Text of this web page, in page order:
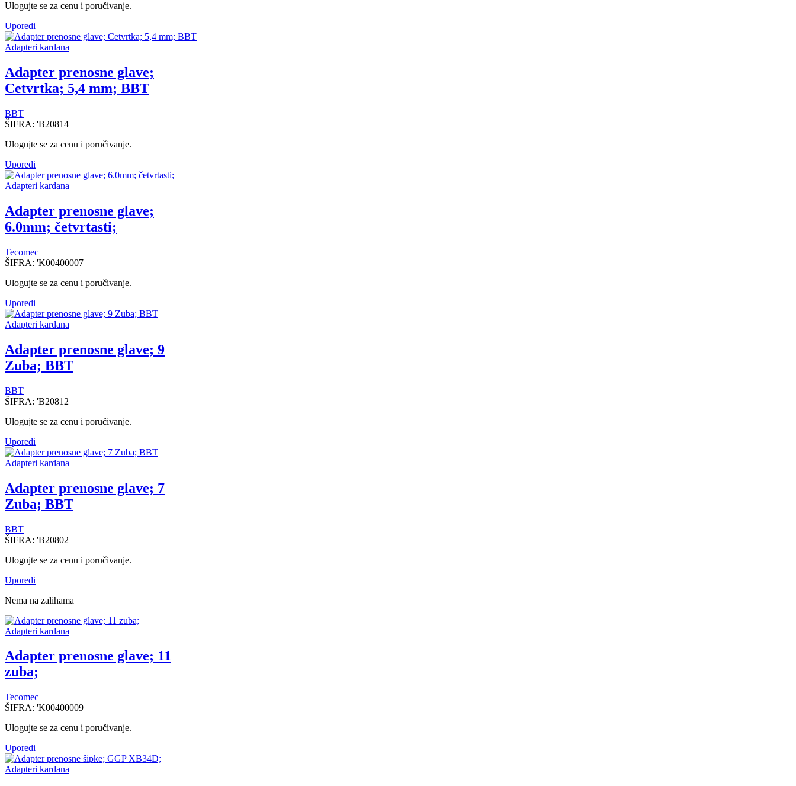
Ulogujte se za cenu i poručivanje.
Uporedi
Adapteri kardana
Adapter prenosne glave;
Cetvrtka; 5,4 mm; BBT
BBT
ŠIFRA: 'B20814
Ulogujte se za cenu i poručivanje.
Uporedi
Adapteri kardana
Adapter prenosne glave;
6.0mm; četvrtasti;
Tecomec
ŠIFRA: 'K00400007
Ulogujte se za cenu i poručivanje.
Uporedi
Adapteri kardana
Adapter prenosne glave; 9
Zuba; BBT
BBT
ŠIFRA: 'B20812
Ulogujte se za cenu i poručivanje.
Uporedi
Adapteri kardana
Adapter prenosne glave; 7
Zuba; BBT
BBT
ŠIFRA: 'B20802
Ulogujte se za cenu i poručivanje.
Uporedi
Nema na zalihama
Adapteri kardana
Adapter prenosne glave; 11
zuba;
Tecomec
ŠIFRA: 'K00400009
Ulogujte se za cenu i poručivanje.
Uporedi
Adapteri kardana